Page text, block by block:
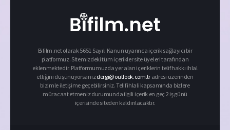
Bifilm.net olarak 5651 Sayılı Kanun uyarınca içerik sağlayıcı bir
platformuz. Sitemizdeki tüm içerikler site üyeleri tarafından
eklenmektedir. Platformumuzda yer alan içeriklerin telif hakkı ihlal
ettiğini düşünüyorsanızdergi@outlook.com.tr adresi üzerinden
bizimle iletişime geçebilirsiniz. Telif ihlali kapsamında bizlere
müracaat etmeniz durumunda ilgili içerik en geç 2 iş günü
içerisinde siteden kaldırılacaktır.